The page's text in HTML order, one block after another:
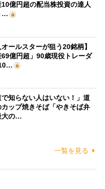
億円超の配当株投資の達人
…
オールスターが狙う20銘柄】
69億円超」90歳現役トレーダ
で知らない人はいない！」道
カップ焼きそば「やきそば弁
大の…
一覧を見る